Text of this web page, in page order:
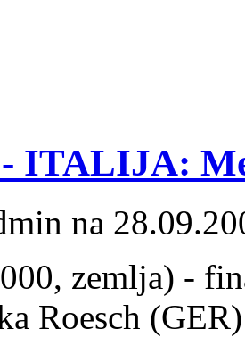
- ITALIJA:
na
zemlja) -
Roesch